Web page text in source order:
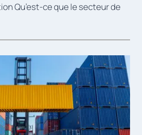
Qu’est-ce que le secteur de